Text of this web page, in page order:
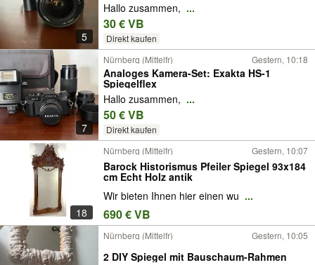
5
Hallo zusammen, ...
30 € VB
Direkt kaufen
7
Nürnberg (Mittelfr) Gestern, 10:18
Analoges Kamera-Set: Exakta HS-1
Spiegelflex
Hallo zusammen, ...
50 € VB
Direkt kaufen
18
Nürnberg (Mittelfr) Gestern, 10:07
Barock Historismus Pfeiler Spiegel 93x184
cm Echt Holz antik
Wir bieten Ihnen hier einen wu ...
690 € VB
Nürnberg (Mittelfr) Gestern, 10:05
2 DIY Spiegel mit Bauschaum-Rahmen